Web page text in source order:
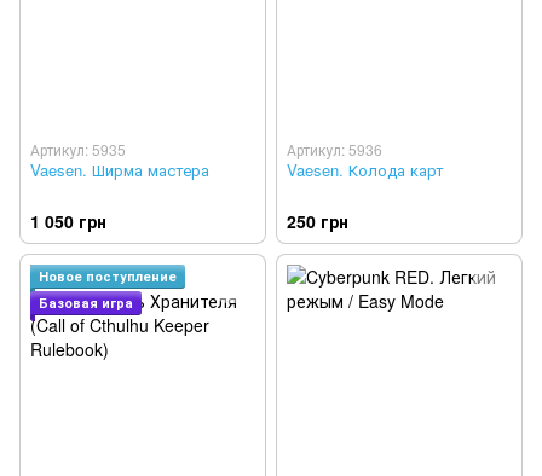
Артикул: 5935
Vaesen. Ширма мастера
1 050 грн
Артикул: 5936
Vaesen. Колода карт
250 грн
Новое поступление
Базовая игра